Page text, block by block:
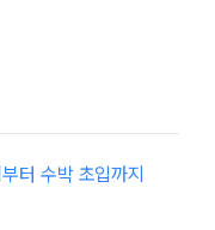
터 수박 초입까지